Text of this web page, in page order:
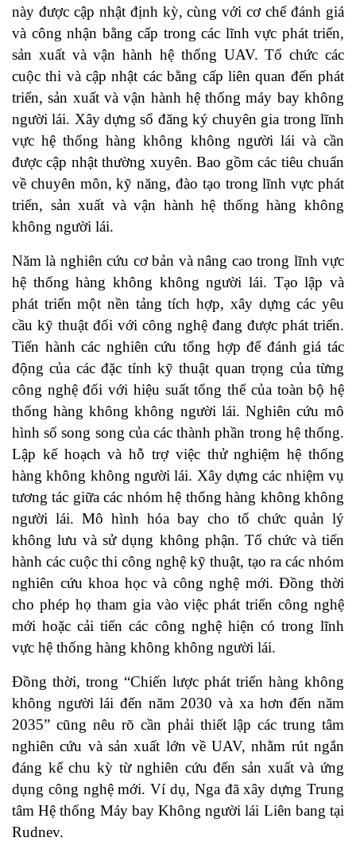
này được cập nhật định kỳ, cùng với cơ chế đánh giá
và công nhận bằng cấp trong các lĩnh vực phát triển,
sản xuất và vận hành hệ thống UAV. Tổ chức các
cuộc thi và cập nhật các bằng cấp liên quan đến phát
triển, sản xuất và vận hành hệ thống máy bay không
người lái. Xây dựng sổ đăng ký chuyên gia trong lĩnh
vực hệ thống hàng không không người lái và cần
được cập nhật thường xuyên. Bao gồm các tiêu chuẩn
về chuyên môn, kỹ năng, đào tạo trong lĩnh vực phát
triển, sản xuất và vận hành hệ thống hàng không
không người lái.
Năm là nghiên cứu cơ bản và nâng cao trong lĩnh vực
hệ thống hàng không không người lái. Tạo lập và
phát triển một nền tảng tích hợp, xây dựng các yêu
cầu kỹ thuật đối với công nghệ đang được phát triển.
Tiến hành các nghiên cứu tổng hợp để đánh giá tác
động của các đặc tính kỹ thuật quan trọng của từng
công nghệ đối với hiệu suất tổng thể của toàn bộ hệ
thống hàng không không người lái. Nghiên cứu mô
hình số song song của các thành phần trong hệ thống.
Lập kế hoạch và hỗ trợ việc thử nghiệm hệ thống
hàng không không người lái. Xây dựng các nhiệm vụ
tương tác giữa các nhóm hệ thống hàng không không
người lái. Mô hình hóa bay cho tổ chức quản lý
không lưu và sử dụng không phận. Tổ chức và tiến
hành các cuộc thi công nghệ kỹ thuật, tạo ra các nhóm
nghiên cứu khoa học và công nghệ mới. Đồng thời
cho phép họ tham gia vào việc phát triển công nghệ
mới hoặc cải tiến các công nghệ hiện có trong lĩnh
vực hệ thống hàng không không người lái.
Đồng thời, trong “Chiến lược phát triển hàng không
không người lái đến năm 2030 và xa hơn đến năm
2035” cũng nêu rõ cần phải thiết lập các trung tâm
nghiên cứu và sản xuất lớn về UAV, nhằm rút ngắn
đáng kể chu kỳ từ nghiên cứu đến sản xuất và ứng
dụng công nghệ mới. Ví dụ, Nga đã xây dựng Trung
tâm Hệ thống Máy bay Không người lái Liên bang tại
Rudnev.